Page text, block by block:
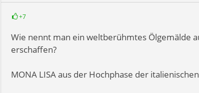
+7
Wie nennt man ein weltberühmtes Ölgemälde
erschaffen?
MONA LISA aus der Hochphase der